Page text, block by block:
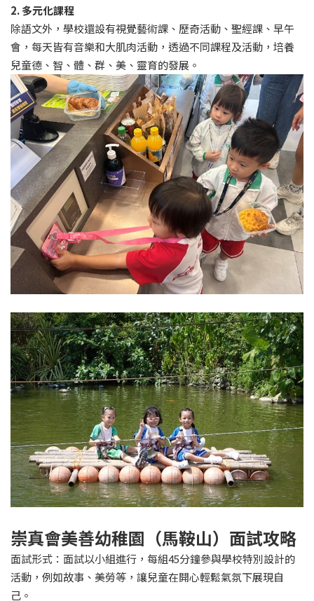
2. 多元化課程
除語文外，學校還設有視覺藝術課、歷奇活動、聖經課、早午
會，每天皆有音樂和大肌肉活動，透過不同課程及活動，培養
兒童德、智、體、群、美、靈育的發展。
崇真會美善幼稚園（馬鞍山）面試攻略
面試形式：面試以小組進行，每組45分鐘參與學校特別設計的
活動，例如故事、美勞等，讓兒童在開心輕鬆氣氛下展現自
己。